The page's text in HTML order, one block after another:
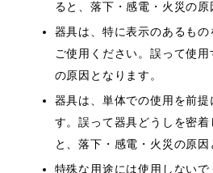
ると、落下・感電・火災の原
器具は、特に表示のあるも
ご使用ください。誤って使
の原因となります。
器具は、単体での使用を前
す。誤って器具どうしを密
と、落下・感電・火災の原因
特殊な用途には使用しない